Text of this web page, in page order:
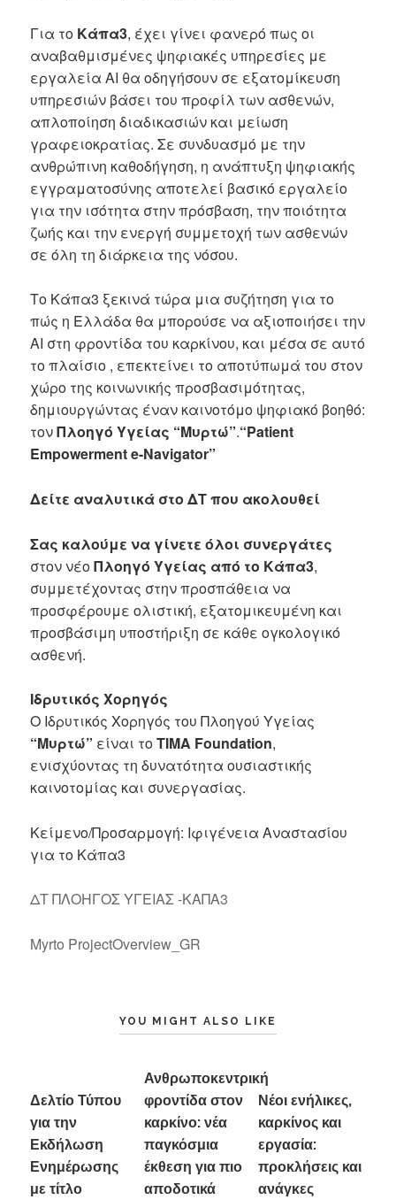
Για το Κάπα3, έχει γίνει φανερό πως οι
αναβαθμισμένες ψηφιακές υπηρεσίες με
εργαλεία AI θα οδηγήσουν σε εξατομίκευση
υπηρεσιών βάσει του προφίλ των ασθενών,
απλοποίηση διαδικασιών και μείωση
γραφειοκρατίας. Σε συνδυασμό με την
ανθρώπινη καθοδήγηση, η ανάπτυξη ψηφιακής
εγγραματοσύνης αποτελεί βασικό εργαλείο
για την ισότητα στην πρόσβαση, την ποιότητα
ζωής και την ενεργή συμμετοχή των ασθενών
σε όλη τη διάρκεια της νόσου.
Το Κάπα3 ξεκινά τώρα μια συζήτηση για το
πώς η Ελλάδα θα μπορούσε να αξιοποιήσει την
AI στη φροντίδα του καρκίνου, και μέσα σε αυτό
το πλαίσιο , επεκτείνει το αποτύπωμά του στον
χώρο της κοινωνικής προσβασιμότητας,
δημιουργώντας έναν καινοτόμο ψηφιακό βοηθό:
τονΠλοηγό Υγείας “Μυρτώ”.“Patient
Empowerment e-Navigator”
Δείτε αναλυτικά στο ΔΤ που ακολουθεί
Σας καλούμε να γίνετε όλοι συνεργάτες
στον νέοΠλοηγό Υγείας από το Κάπα3,
συμμετέχοντας στην προσπάθεια να
προσφέρουμε ολιστική, εξατομικευμένη και
προσβάσιμη υποστήριξη σε κάθε ογκολογικό
ασθενή.
Ιδρυτικός Χορηγός
Ο Ιδρυτικός Χορηγός του Πλοηγού Υγείας
“Μυρτώ” είναι τοTIMA Foundation,
ενισχύοντας τη δυνατότητα ουσιαστικής
καινοτομίας και συνεργασίας.
Κείμενο/Προσαρμογή: Ιφιγένεια Αναστασίου
για το Κάπα3
ΔΤ ΠΛΟΗΓΟΣ ΥΓΕΙΑΣ -ΚΑΠΑ3
Myrto ProjectOverview_GR
YOU MIGHT ALSO LIKE
Δελτίο Τύπου
για την
Εκδήλωση
Ενημέρωσης
με τίτλο
Ανθρωποκεντρική
φροντίδα στον
καρκίνο: νέα
παγκόσμια
έκθεση για πιο
αποδοτικά
Νέοι ενήλικες,
καρκίνος και
εργασία:
προκλήσεις και
ανάγκες